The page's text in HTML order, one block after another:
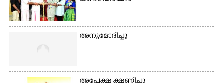
അനുമോദിച്ചു